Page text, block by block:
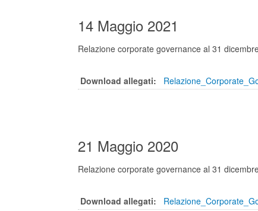
14 Maggio 2021
Relazione corporate governance al 31
Download allegati:
21 Maggio 2020
Relazione corporate governance al 31
Download allegati: